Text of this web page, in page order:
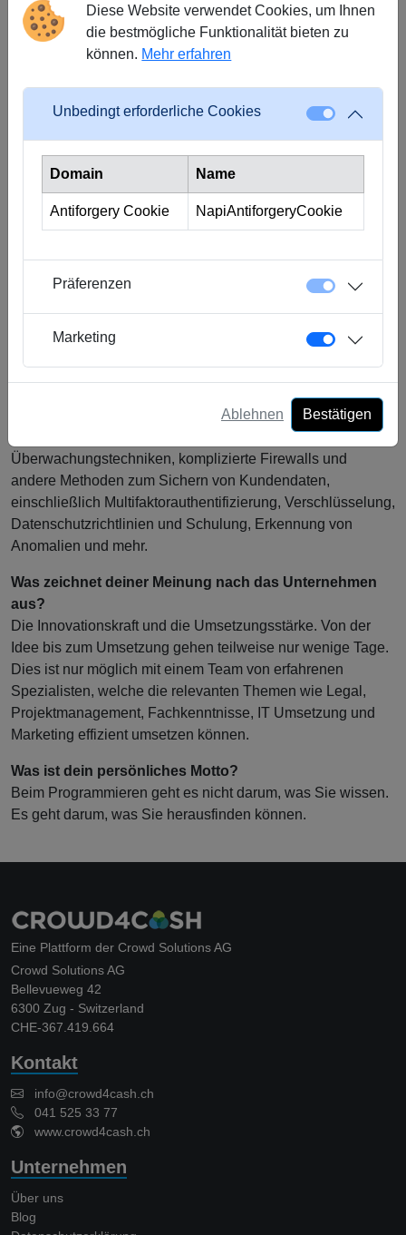
Privileg zu genießen, über tausend Unternehmen weltweit
dabei zu helfen, ihr Geschäft auf die nächste Ebene zu
bringen. Neben meiner freiberuflichen Karriere habe ich
Privileg, meine vielfältigen Fähigkeiten, meine
Begeisterung und meine Erfahrung in Crowd4Cash
einfließen zu lassen.
Was ist deine größte Herausforderung?
Die Demokratisierung der Technologie ermöglicht es
und -Analysen einfacher zu nutzen. Es ist jedoch nicht ohne
Herausforderungen. Als Chief Technology Officer muss ich
Der Schutz sensibler Informationen ist der Schlüssel für das
langfristige Überleben eines Unternehmens und seine
Fähigkeit, eine positive Beziehung und Reputation zu
dass geeignete Schritte unternommen werden. Wir
Überwachungstechniken, komplizierte Firewalls und
andere Methoden zum Sichern von Kundendaten,
einschließlich Multifaktorauthentifizierung, Verschlüsselung,
Datenschutzrichtlinien und Schulung, Erkennung von
Anomalien und mehr.
Was zeichnet deiner Meinung nach das Unternehmen
aus?
Die Innovationskraft und die Umsetzungsstärke. Von der
Idee bis zum Umsetzung gehen teilweise nur wenige Tage.
Dies ist nur möglich mit einem Team von erfahrenen
Spezialisten, welche die relevanten Themen wie Legal,
Projektmanagement, Fachkenntnisse, IT Umsetzung und
Marketing effizient umsetzen können.
Was ist dein persönliches Motto?
Beim Programmieren geht es nicht darum, was Sie wissen.
Es geht darum, was Sie herausfinden können.
Eine Plattform der Crowd Solutions AG
Crowd Solutions AG
Bellevueweg 42
6300 Zug - Switzerland
CHE-367.419.664
Kontakt
info@crowd4cash.ch
041 525 33 77
www.crowd4cash.ch
Unternehmen
Über uns
Blog
Diese Website verwendet Cookies, um Ihnen
die bestmögliche Funktionalität bieten zu
können. Mehr erfahren
Unbedingt erforderliche Cookies
Domain Name
Antiforgery Cookie NapiAntiforgeryCookie
Präferenzen
Marketing
Ablehnen Bestätigen